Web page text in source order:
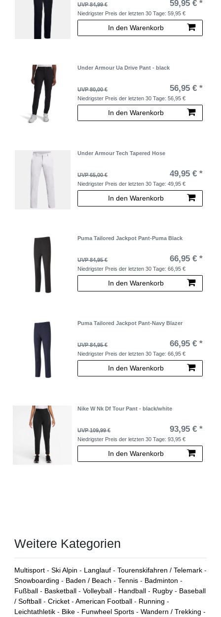
UVP 84,99 € 59,95 € *
Niedrigster Preis der letzten 30 Tage:59,95 €
In den Warenkorb
Under Armour Ua Drive Pant - black
UVP 80,00 € 56,95 € *
Niedrigster Preis der letzten 30 Tage:56,95 €
In den Warenkorb
Under Armour Tech Tapered Hose
UVP 65,00 € 49,95 € *
Niedrigster Preis der letzten 30 Tage:49,95 €
In den Warenkorb
Puma Tailored Jackpot Pant-Puma Black
UVP 84,95 € 66,95 € *
Niedrigster Preis der letzten 30 Tage:66,95 €
In den Warenkorb
Puma Tailored Jackpot Pant-Navy Blazer
UVP 84,95 € 66,95 € *
Niedrigster Preis der letzten 30 Tage:66,95 €
In den Warenkorb
Nike W Nk Df Tour Pant - black/white
UVP 109,99 € 93,95 € *
Niedrigster Preis der letzten 30 Tage:93,95 €
In den Warenkorb
Weitere Kategorien
Multisport - Ski Alpin - Langlauf - Tourenskifahren / Telemark -
Snowboarding - Baden / Beach - Tennis - Badminton -
Fußball - Basketball - Volleyball - Handball - Rugby - Baseball
/ Softball - Cricket - American Football - Running -
Leichtathletik - Bike - Funwheel Sports - Wandern / Trekking -